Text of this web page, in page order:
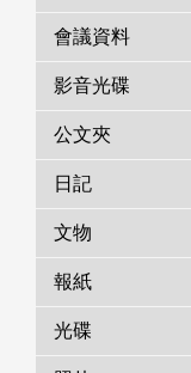
會議資料
影音光碟
公文夾
日記
文物
報紙
光碟